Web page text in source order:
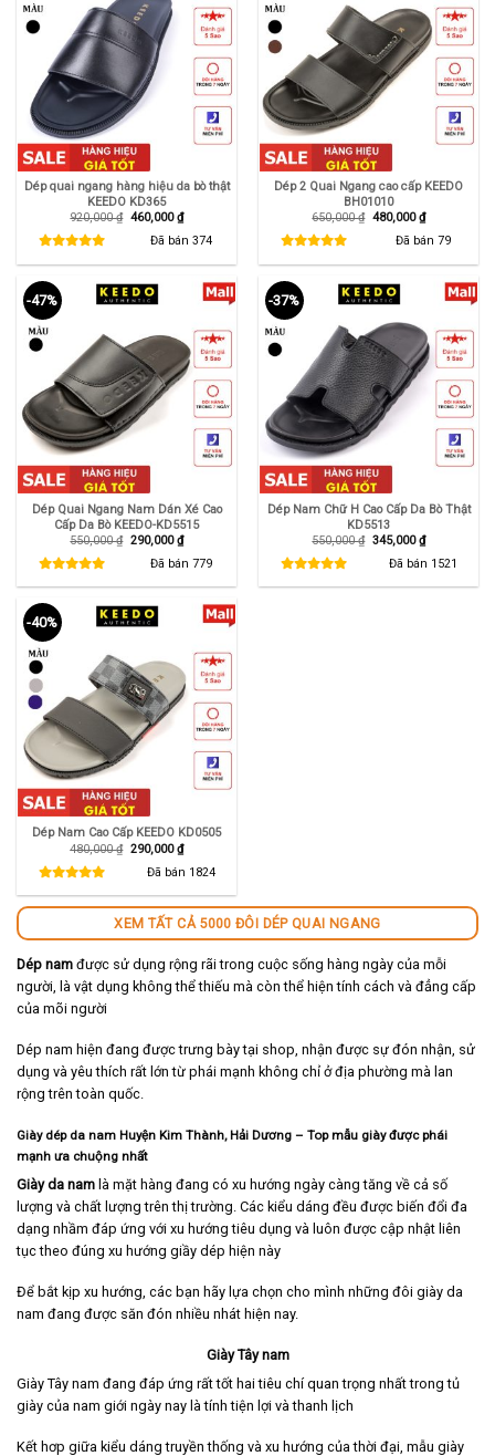
Dép quai ngang hàng hiệu da bò thật
KEEDO KD365
920,000₫ Giá
460,000₫Giá
hiện
tại
Đã bán 374
Dép 2 Quai Ngang cao cấp KEEDO
BH01010
650,000₫ Giá
480,000₫Giá
hiện
tại
Đã bán 79
-47%
Dép Quai Ngang Nam Dán Xé Cao
Cấp Da Bò KEEDO-KD5515
550,000₫ Giá
550,000 ₫.
290,000₫Giá
hiện
tại
là:
290,000 ₫.
Đã bán 779
-37%
Dép Nam Chữ H Cao Cấp Da Bò Thật
KD5513
550,000₫ Giá
550,000 ₫.
345,000₫Giá
hiện
tại
là:
345,000 ₫.
Đã bán 1521
-40%
Dép Nam Cao Cấp KEEDO KD0505
480,000₫ Giá
480,000 ₫.
290,000₫Giá
hiện
tại
là:
Đã bán 1824
XEM TẤT CẢ 5000 ĐÔI DÉP QUAI NGANG
Dép nam được sử dụng rộng rãi trong cuộc sống hàng ngày của mỗi
người, là vật dụng không thể thiếu mà còn thể hiện tính cách và đẳng cấp
của mõi người
Dép nam hiện đang được trưng bày tại shop, nhận được sự đón nhận, sử
dụng và yêu thích rất lớn từ phái mạnh không chỉ ở địa phường mà lan
rộng trên toàn quốc.
Giày dép da nam Huyện Kim Thành, Hải Dương – Top mẫu giày được phái
mạnh ưa chuộng nhất
Giày da nam là mặt hàng đang có xu hướng ngày càng tăng về cả số
lượng và chất lượng trên thị trường. Các kiểu dáng đều được biến đổi đa
dạng nhầm đáp ứng với xu hướng tiêu dụng và luôn được cập nhật liên
tục theo đúng xu hướng giầy dép hiện này
Để bắt kịp xu hướng, các bạn hãy lựa chọn cho mình những đôi giày da
nam đang được săn đón nhiều nhát hiện nay.
Giày Tây nam
Giày Tây nam đang đáp ứng rất tốt hai tiêu chí quan trọng nhất trong tủ
giày của nam giới ngày nay là tính tiện lợi và thanh lịch
Kết hơp giữa kiểu dáng truyền thống và xu hướng của thời đại, mẫu giày